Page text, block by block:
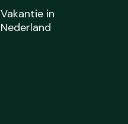
Vakantie in
Nederland